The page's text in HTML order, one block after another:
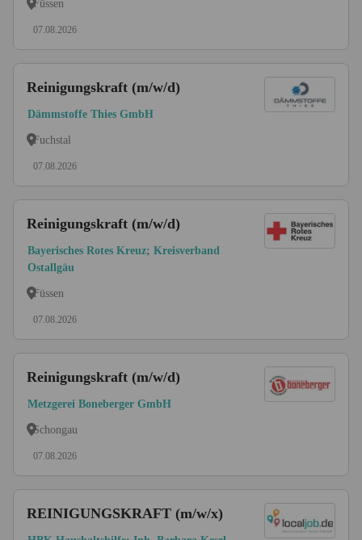
Füssen
07.08.2026
Reinigungskraft (m/w/d)
Dämmstoffe Thies GmbH
Fuchstal
07.08.2026
Reinigungskraft (m/w/d)
Bayerisches Rotes Kreuz; Kreisverband
Ostallgäu
Füssen
07.08.2026
Reinigungskraft (m/w/d)
Metzgerei Boneberger GmbH
Schongau
07.08.2026
REINIGUNGSKRAFT (m/w/x)